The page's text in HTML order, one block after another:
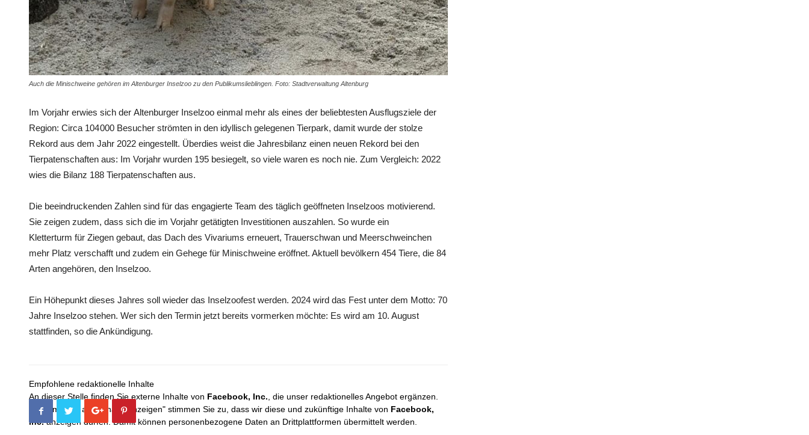
Auch die Minischweine gehören im Altenburger Inselzoo zu den Publikumslieblingen. Foto: Stadtverwaltung Altenburg
Im Vorjahr erwies sich der Altenburger Inselzoo einmal mehr als eines der beliebtesten Ausflugsziele der
Region: Circa 104 000 Besucher strömten in den idyllisch gelegenen Tierpark, damit wurde der stolze
Rekord aus dem Jahr 2022 eingestellt. Überdies weist die Jahresbilanz einen neuen Rekord bei den
Tierpatenschaften aus: Im Vorjahr wurden 195 besiegelt, so viele waren es noch nie. Zum Vergleich: 2022
wies die Bilanz 188 Tierpatenschaften aus.
Die beeindruckenden Zahlen sind für das engagierte Team des täglich geöffneten Inselzoos motivierend.
Sie zeigen zudem, dass sich die im Vorjahr getätigten Investitionen auszahlen. So wurde ein
Kletterturm für Ziegen gebaut, das Dach des Vivariums erneuert, Trauerschwan und Meerschweinchen
mehr Platz verschafft und zudem ein Gehege für Minischweine eröffnet. Aktuell bevölkern 454 Tiere, die 84
Arten angehören, den Inselzoo.
Ein Höhepunkt dieses Jahres soll wieder das Inselzoofest werden. 2024 wird das Fest unter dem Motto: 70
Jahre Inselzoo stehen. Wer sich den Termin jetzt bereits vormerken möchte: Es wird am 10. August
stattfinden, so die Ankündigung.
Empfohlene redaktionelle Inhalte
An dieser Stelle finden Sie externe Inhalte von Facebook, Inc. , die unser redaktionelles Angebot ergänzen.
Mit dem Klick auf "Inhalte anzeigen" stimmen Sie zu, dass wir diese und zukünftige Inhalte von Facebook,
Inc.anzeigen dürfen. Damit können personenbezogene Daten an Drittplattformen übermittelt werden.